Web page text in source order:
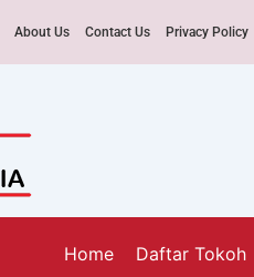
About Us Contact Us Privacy Policy
Home Daftar Tokoh